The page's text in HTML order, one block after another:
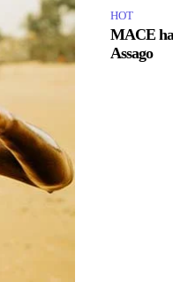
HOT
MACE
Assago